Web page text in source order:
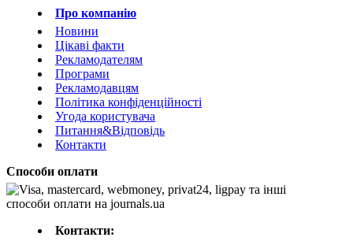
Про компанію
Новини
Цікаві факти
Рекламодателям
Програми
Рекламодавцям
Політика конфіденційності
Угода користувача
Питання&Відповідь
Контакти
Способи оплати
Контакти: